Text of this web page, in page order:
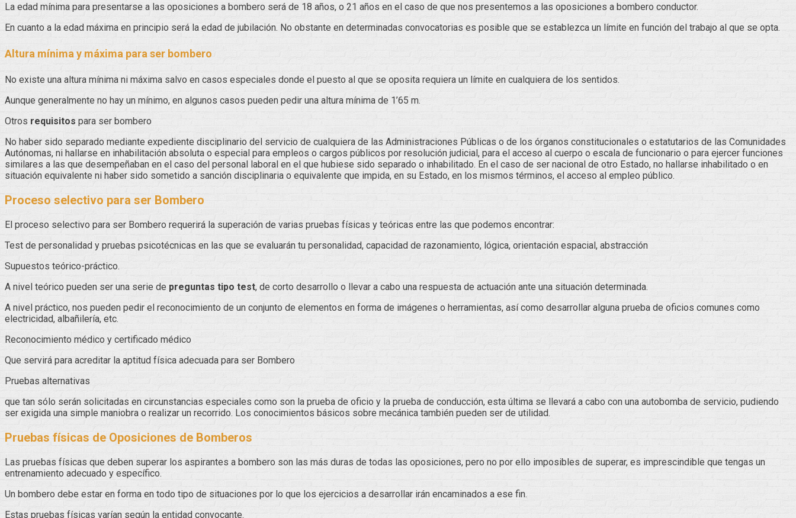
La edad mínima para presentarse a las oposiciones a bombero será de 18 años, o 21 años en el caso de que nos presentemos a las oposiciones a bombero conductor.
En cuanto a la edad máxima en principio será la edad de jubilación. No obstante en determinadas convocatorias es posible que se establezca un límite en función del trabajo al que se opta.
Altura mínima y máxima para ser bombero
No existe una altura mínima ni máxima salvo en casos especiales donde el puesto al que se oposita requiera un límite en cualquiera de los sentidos.
Aunque generalmente no hay un mínimo, en algunos casos pueden pedir una altura mínima de 1’65 m.
Otros requisitos para ser bombero
No haber sido separado mediante expediente disciplinario del servicio de cualquiera de las Administraciones Públicas o de los órganos constitucionales o estatutarios de las Comunidades
Autónomas, ni hallarse en inhabilitación absoluta o especial para empleos o cargos públicos por resolución judicial, para el acceso al cuerpo o escala de funcionario o para ejercer funciones
similares a las que desempeñaban en el caso del personal laboral en el que hubiese sido separado o inhabilitado. En el caso de ser nacional de otro Estado, no hallarse inhabilitado o en
situación equivalente ni haber sido sometido a sanción disciplinaria o equivalente que impida, en su Estado, en los mismos términos, el acceso al empleo público.
Proceso selectivo para ser Bombero
El proceso selectivo para ser Bombero requerirá la superación de varias pruebas físicas y teóricas entre las que podemos encontrar:
Test de personalidad y pruebas psicotécnicas en las que se evaluarán tu personalidad, capacidad de razonamiento, lógica, orientación espacial, abstracción
Supuestos teórico-práctico.
A nivel teórico pueden ser una serie de preguntas tipo test, de corto desarrollo o llevar a cabo una respuesta de actuación ante una situación determinada.
A nivel práctico, nos pueden pedir el reconocimiento de un conjunto de elementos en forma de imágenes o herramientas, así como desarrollar alguna prueba de oficios comunes como
electricidad, albañilería, etc.
Reconocimiento médico y certificado médico
Que servirá para acreditar la aptitud física adecuada para ser Bombero
Pruebas alternativas
que tan sólo serán solicitadas en circunstancias especiales como son la prueba de oficio y la prueba de conducción, esta última se llevará a cabo con una autobomba de servicio, pudiendo
ser exigida una simple maniobra o realizar un recorrido. Los conocimientos básicos sobre mecánica también pueden ser de utilidad.
Pruebas físicas de Oposiciones de Bomberos
Las pruebas físicas que deben superar los aspirantes a bombero son las más duras de todas las oposiciones, pero no por ello imposibles de superar, es imprescindible que tengas un
entrenamiento adecuado y específico.
Un bombero debe estar en forma en todo tipo de situaciones por lo que los ejercicios a desarrollar irán encaminados a ese fin.
Estas pruebas físicas varían según la entidad convocante.